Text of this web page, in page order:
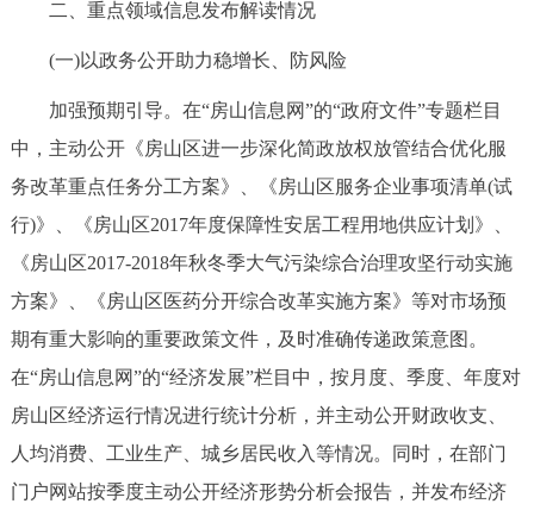
二、重点领域信息发布解读情况
(一)以政务公开助力稳增长、防风险
加强预期引导。在“房山信息网”的“政府文件”专题栏目
中，主动公开《房山区进一步深化简政放权放管结合优化服
务改革重点任务分工方案》、《房山区服务企业事项清单(试
行)》、《房山区2017年度保障性安居工程用地供应计划》、
《房山区2017-2018年秋冬季大气污染综合治理攻坚行动实施
方案》、《房山区医药分开综合改革实施方案》等对市场预
期有重大影响的重要政策文件，及时准确传递政策意图。
在“房山信息网”的“经济发展”栏目中，按月度、季度、年度对
房山区经济运行情况进行统计分析，并主动公开财政收支、
人均消费、工业生产、城乡居民收入等情况。同时，在部门
门户网站按季度主动公开经济形势分析会报告，并发布经济